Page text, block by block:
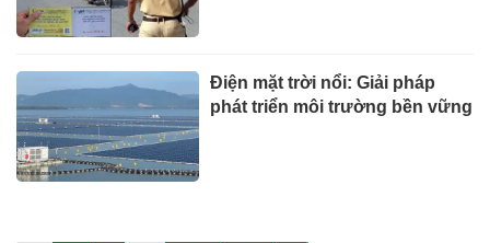
Điện mặt trời nổi: Giải pháp
phát triển môi trường bền vững